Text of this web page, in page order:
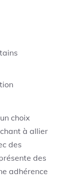
choix
à allier
des
des
adhérence